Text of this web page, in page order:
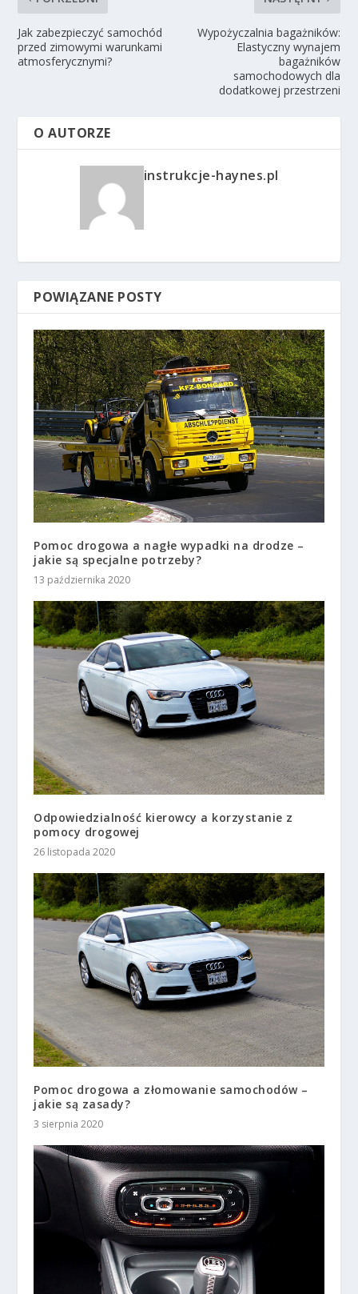
Jak zabezpieczyć samochód
przed zimowymi warunkami
atmosferycznymi?
Wypożyczalnia bagażników:
Elastyczny wynajem
bagażników
samochodowych dla
dodatkowej przestrzeni
O AUTORZE
instrukcje-haynes.pl
POWIĄZANE POSTY
Pomoc drogowa a nagłe wypadki na drodze –
jakie są specjalne potrzeby?
13 października 2020
Odpowiedzialność kierowcy a korzystanie z
pomocy drogowej
26 listopada 2020
Pomoc drogowa a złomowanie samochodów –
jakie są zasady?
3 sierpnia 2020